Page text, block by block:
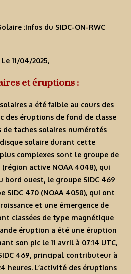
:Infos du SIDC-ON-RWC
Le 11/04/2025,
et éruptions :
a été faible au cours des
des éruptions de fond de classe
de taches solaires numérotés
solaire durant cette
complexes sont le groupe de
(région active NOAA 4048), qui
bord ouest, le groupe SIDC 469
SIDC 470 (NOAA 4058), qui ont
et une émergence de
classées de type magnétique
éruption a été une éruption
son pic le 11 avril à 07:14 UTC,
469, principal contributeur à
heures. L’activité des éruptions